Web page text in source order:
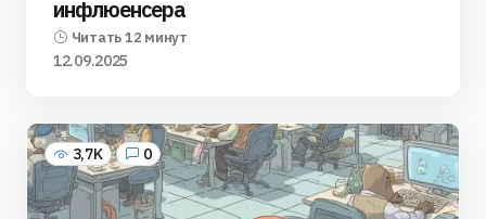
инфлюенсера
Читать 12 минут
12.09.2025
3,7K 0